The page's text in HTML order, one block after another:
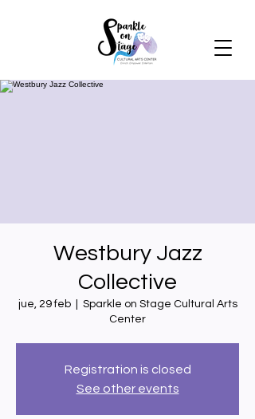
Westbury Jazz
Collective
jue, 29 feb
  |
Sparkle on Stage Cultural Arts
Center
Registration is closed
See other events